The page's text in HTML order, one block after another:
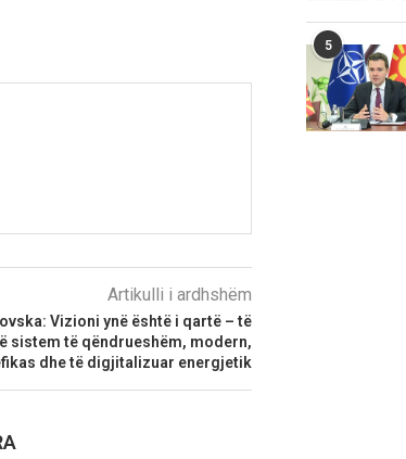
Artikulli i ardhshëm
Vizioni ynë është i qartë – të
sistem të qëndrueshëm, modern,
dhe të digjitalizuar energjetik
5